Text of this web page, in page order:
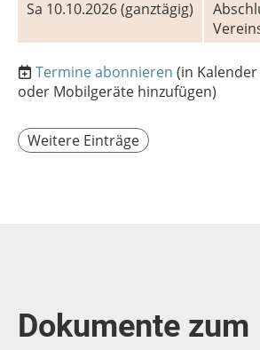
Sa 10.10.2026 (ganztägig)
Termine abonnieren (in
oder Mobilgeräte hinzufügen)
Weitere Einträge
Dokumente zum